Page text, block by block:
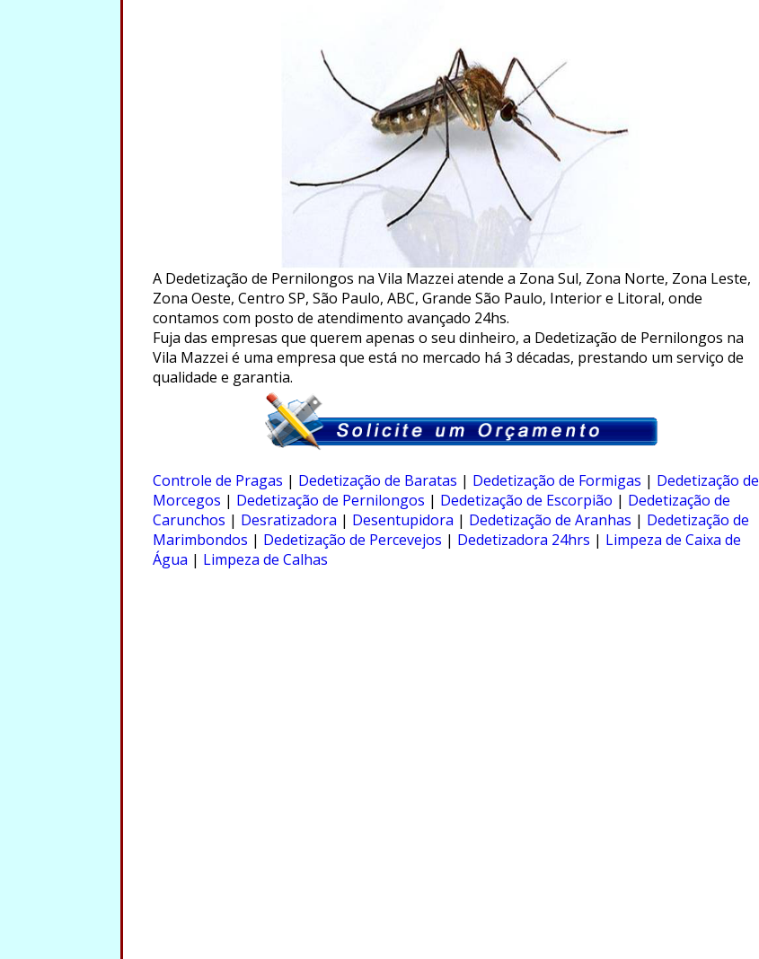
A Dedetização de Pernilongos na Vila Mazzei atende a Zona Sul, Zona Norte, Zona Leste,
Zona Oeste, Centro SP, São Paulo, ABC, Grande São Paulo, Interior e Litoral, onde
contamos com posto de atendimento avançado 24hs.
Fuja das empresas que querem apenas o seu dinheiro, a Dedetização de Pernilongos na
Vila Mazzei é uma empresa que está no mercado há 3 décadas, prestando um serviço de
qualidade e garantia.
Controle de Pragas | Dedetização de Baratas | Dedetização de Formigas | Dedetização de
Morcegos | Dedetização de Pernilongos | Dedetização de Escorpião | Dedetização de
Carunchos | Desratizadora | Desentupidora | Dedetização de Aranhas | Dedetização de
Marimbondos | Dedetização de Percevejos | Dedetizadora 24hrs | Limpeza de Caixa de
Água | Limpeza de Calhas